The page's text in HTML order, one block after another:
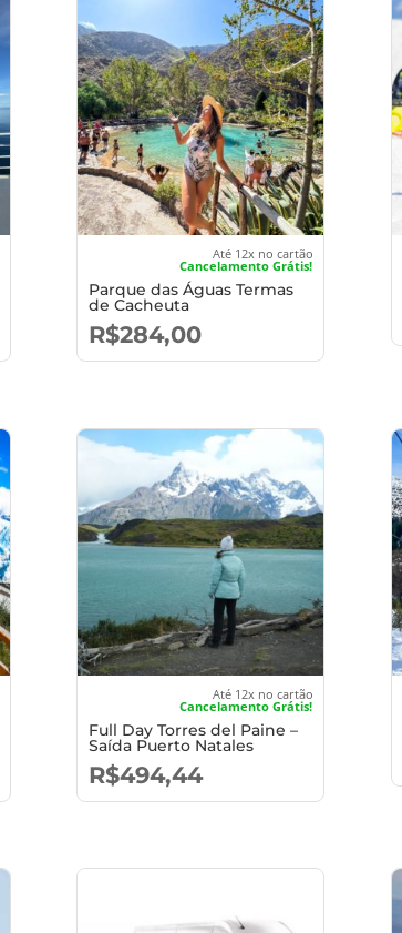
Até 12x no cartão
Cancelamento Grátis!
Parque das Águas Termas
de Cacheuta
R$284,00
Até 12x no cartão
Cancelamento Grátis!
Full Day Torres del Paine –
Saída Puerto Natales
R$494,44